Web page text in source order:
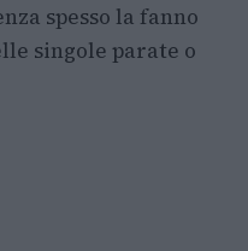
spesso la fanno
singole parate o